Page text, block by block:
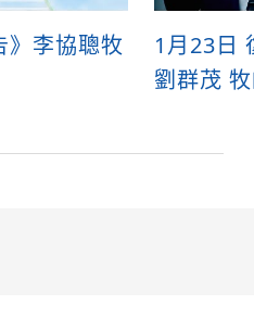
》李協聰牧
1月23日
劉群茂